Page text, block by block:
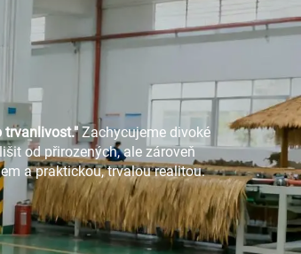
trvanlivost." Zachycujeme divoké
od přirozených, ale zároveň
a praktickou, trvalou realitou.